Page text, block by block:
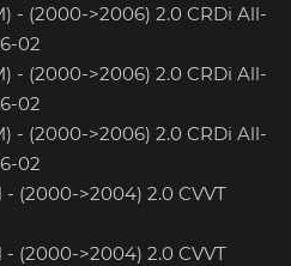
- (2000->2006) 2.0 CRDi All-
02
- (2000->2006) 2.0 CRDi All-
02
- (2000->2006) 2.0 CRDi All-
02
- (2000->2004) 2.0 CVVT
- (2000->2004) 2.0 CVVT